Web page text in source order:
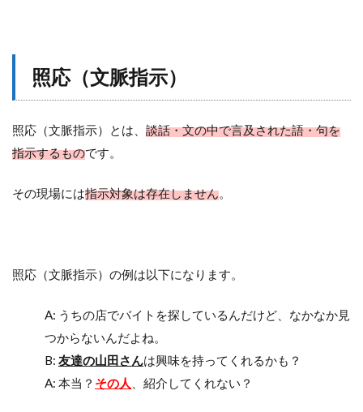
照応（文脈指示）
照応（文脈指示）とは、 談話・文の中で言及された語・句を
指示するものです。
その現場には指示対象は存在しません
照応（文脈指示）の例は以下になります。
A: うちの店でバイトを探しているんだけど、なかなか見
つからないんだよね。
B: 友達の山田さんは興味を持ってくれるかも？
A: 本当？ その人 、紹介してくれない？